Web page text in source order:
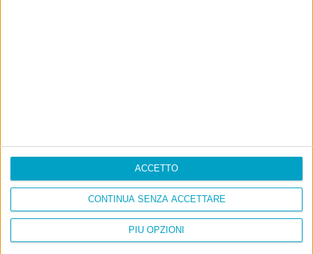
PIÙ OPZIONI
CONTINUA SENZA ACCETTARE
ACCETTO